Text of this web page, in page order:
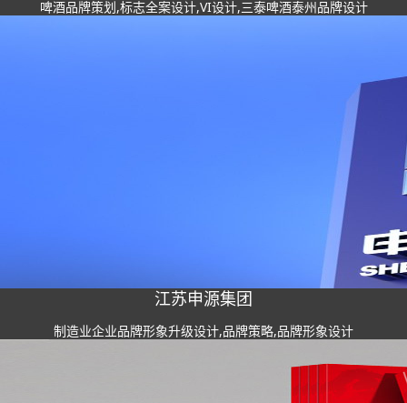
啤酒品牌策划,标志全案设计,VI设计,三泰啤酒泰州品牌设计
江苏申源集团
制造业企业品牌形象升级设计,品牌策略,品牌形象设计